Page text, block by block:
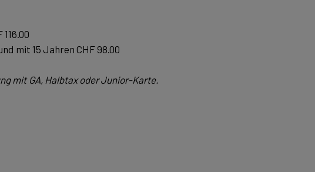
mit 15 Jahren CHF 98.00
mit GA, Halbtax oder Junior-Karte.